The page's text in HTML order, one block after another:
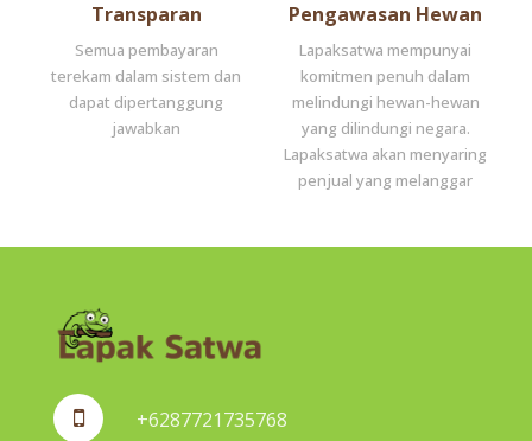
Transparan
Semua pembayaran
terekam dalam sistem dan
dapat dipertanggung
jawabkan
Pengawasan Hewan
Lapaksatwa mempunyai
komitmen penuh dalam
melindungi hewan-hewan
yang dilindungi negara.
Lapaksatwa akan menyaring
penjual yang melanggar
+6287721735768